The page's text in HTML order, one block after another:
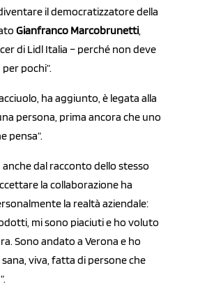
il democratizzatore della
Gianfranco Marcobrunetti
di Lidl Italia – perché non deve
pochi”.
ha aggiunto, è legata alla
persona, prima ancora che uno
pensa”.
dal racconto dello stesso
la collaborazione ha
la realtà aziendale:
mi sono piaciuti e ho voluto
Sono andato a Verona e ho
viva, fatta di persone che